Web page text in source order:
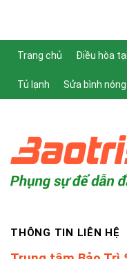
Trang chủ Điều hòa
Tủ lạnh Sửa bình
THÔNG TIN LIÊN HỆ